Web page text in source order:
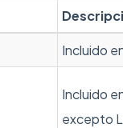
Incluido
Incluido
excepto